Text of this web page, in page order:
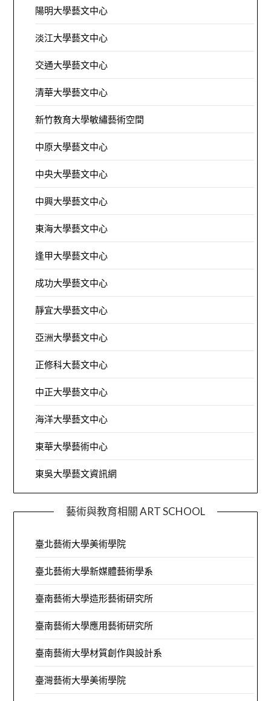
陽明大學藝文中心
淡江大學藝文中心
交通大學藝文中心
清華大學藝文中心
新竹教育大學敏繡藝術空間
中原大學藝文中心
中央大學藝文中心
中興大學藝文中心
東海大學藝文中心
逢甲大學藝文中心
成功大學藝文中心
靜宜大學藝文中心
亞洲大學藝文中心
正修科大藝文中心
中正大學藝文中心
海洋大學藝文中心
東華大學藝術中心
東吳大學藝文資訊網
藝術與教育相關 ART SCHOOL
臺北藝術大學美術學院
臺北藝術大學新媒體藝術學系
臺南藝術大學造形藝術研究所
臺南藝術大學應用藝術研究所
臺南藝術大學材質創作與設計系
臺灣藝術大學美術學院